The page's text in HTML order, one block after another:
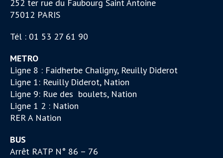
252 ter rue du Faubourg Saint Antoine
75012 PARIS
Tél : 01 53 27 61 90
METRO
Ligne 8 : Faidherbe Chaligny, Reuilly Diderot
Ligne 1: Reuilly Diderot, Nation
Ligne 9: Rue des boulets, Nation
Ligne 1 2 : Nation
RER A Nation
BUS
Arrêt RATP N° 86 – 76